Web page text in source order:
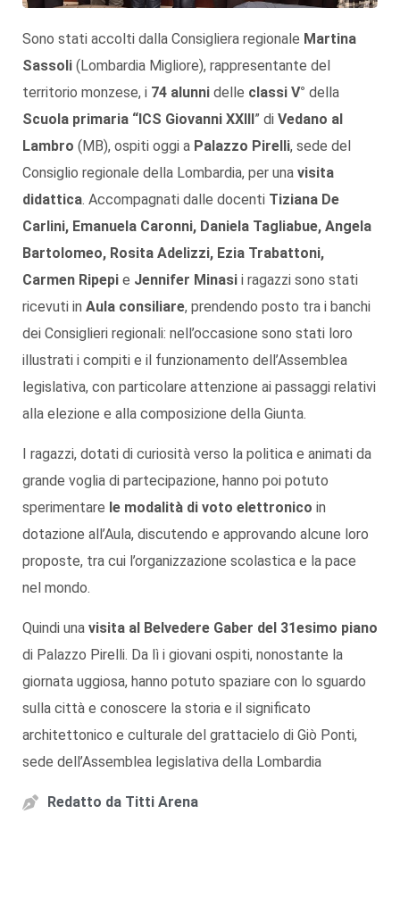
Sono stati accolti dalla Consigliera regionale Martina
Sassoli (Lombardia Migliore), rappresentante del
territorio monzese, i 74 alunni delle classi V° della
Scuola primaria “ICS Giovanni XXIII” di Vedano al
Lambro (MB), ospiti oggi a Palazzo Pirelli, sede del
Consiglio regionale della Lombardia, per una visita
didattica. Accompagnati dalle docenti Tiziana De
Carlini, Emanuela Caronni, Daniela Tagliabue, Angela
Bartolomeo, Rosita Adelizzi, Ezia Trabattoni,
Carmen Ripepi e Jennifer Minasi i ragazzi sono stati
ricevuti in Aula consiliare, prendendo posto tra i banchi
dei Consiglieri regionali: nell’occasione sono stati loro
illustrati i compiti e il funzionamento dell’Assemblea
legislativa, con particolare attenzione ai passaggi relativi
alla elezione e alla composizione della Giunta.
I ragazzi, dotati di curiosità verso la politica e animati da
grande voglia di partecipazione, hanno poi potuto
sperimentare le modalità di voto elettronico in
dotazione all’Aula, discutendo e approvando alcune loro
proposte, tra cui l’organizzazione scolastica e la pace
nel mondo.
Quindi una visita al Belvedere Gaber del 31esimo piano
di Palazzo Pirelli. Da lì i giovani ospiti, nonostante la
giornata uggiosa, hanno potuto spaziare con lo sguardo
sulla città e conoscere la storia e il significato
architettonico e culturale del grattacielo di Giò Ponti,
sede dell’Assemblea legislativa della Lombardia
Redatto da Titti Arena